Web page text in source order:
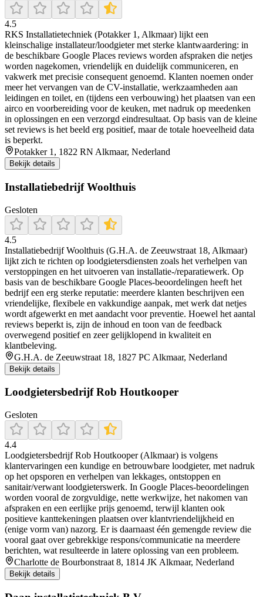
4.5
RKS Installatietechniek (Potakker 1, Alkmaar) lijkt een
kleinschalige installateur/loodgieter met sterke klantwaardering: in
de beschikbare Google Places reviews worden afspraken die netjes
worden nagekomen, vriendelijk en duidelijk communiceren, en
vakwerk met precisie consequent genoemd. Klanten noemen onder
meer het vervangen van de CV-installatie, werkzaamheden aan
leidingen en toilet, en (tijdens een verbouwing) het plaatsen van een
airco en voorbereiding voor de keuken, met nadruk op meedenken
in oplossingen en een verzorgd eindresultaat. Op basis van de kleine
set reviews is het beeld erg positief, maar de totale hoeveelheid data
is beperkt.
Potakker 1, 1822 RN Alkmaar, Nederland
Bekijk details
Installatiebedrijf Woolthuis
Gesloten
4.5
Installatiebedrijf Woolthuis (G.H.A. de Zeeuwstraat 18, Alkmaar)
lijkt zich te richten op loodgietersdiensten zoals het verhelpen van
verstoppingen en het uitvoeren van installatie-/reparatiewerk. Op
basis van de beschikbare Google Places-beoordelingen heeft het
bedrijf een erg sterke reputatie: meerdere klanten beschrijven een
vriendelijke, flexibele en vakkundige aanpak, met werk dat netjes
wordt afgewerkt en met aandacht voor preventie. Hoewel het aantal
reviews beperkt is, zijn de inhoud en toon van de feedback
overwegend positief en zeer gelijklopend in kwaliteit en
klantbeleving.
G.H.A. de Zeeuwstraat 18, 1827 PC Alkmaar, Nederland
Bekijk details
Loodgietersbedrijf Rob Houtkooper
Gesloten
4.4
Loodgietersbedrijf Rob Houtkooper (Alkmaar) is volgens
klantervaringen een kundige en betrouwbare loodgieter, met nadruk
op het opsporen en verhelpen van lekkages, ontstoppen en
sanitair/verwant loodgieterswerk. In Google Places-beoordelingen
worden vooral de zorgvuldige, nette werkwijze, het nakomen van
afspraken en een eerlijke prijs genoemd, terwijl klanten ook
positieve kanttekeningen plaatsen over klantvriendelijkheid en
(enige vorm van) nazorg. Er is daarnaast één gemengde review die
vooral gaat over gebrekkige respons/communicatie na meerdere
berichten, wat resulteerde in latere oplossing van een probleem.
Charlotte de Bourbonstraat 8, 1814 JK Alkmaar, Nederland
Bekijk details